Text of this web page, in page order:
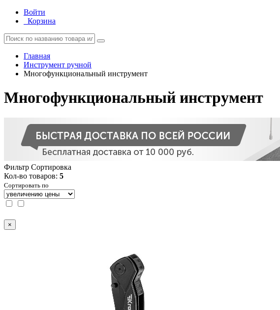
Войти
Корзина
Главная
Инструмент ручной
Многофункциональный инструмент
Многофункциональный инструмент
Фильтр Сортировка
Кол-во товаров: 5
Сортировать по
×